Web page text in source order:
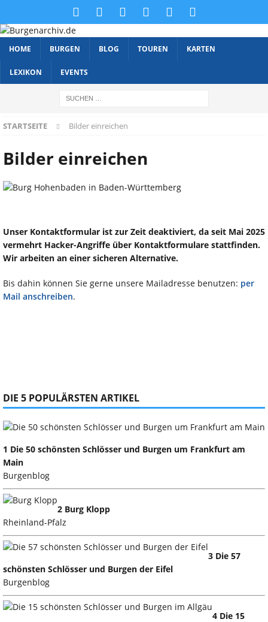
HOME BURGEN BLOG TOUREN KARTEN
LEXIKON EVENTS
STARTSEITE Bilder einreichen
Bilder einreichen
Unser Kontaktformular ist zur Zeit deaktiviert, da seit Mai 2025
vermehrt Hacker-Angriffe über Kontaktformulare stattfinden.
Wir arbeiten an einer sicheren Alternative.
Bis dahin können Sie gerne unsere Mailadresse benutzen: per
Mail anschreiben.
DIE 5 POPULÄRSTEN ARTIKEL
1 Die 50 schönsten Schlösser und Burgen um Frankfurt am
Main
Burgenblog
2 Burg Klopp
Rheinland-Pfalz
3 Die 57
schönsten Schlösser und Burgen der Eifel
Burgenblog
4 Die 15